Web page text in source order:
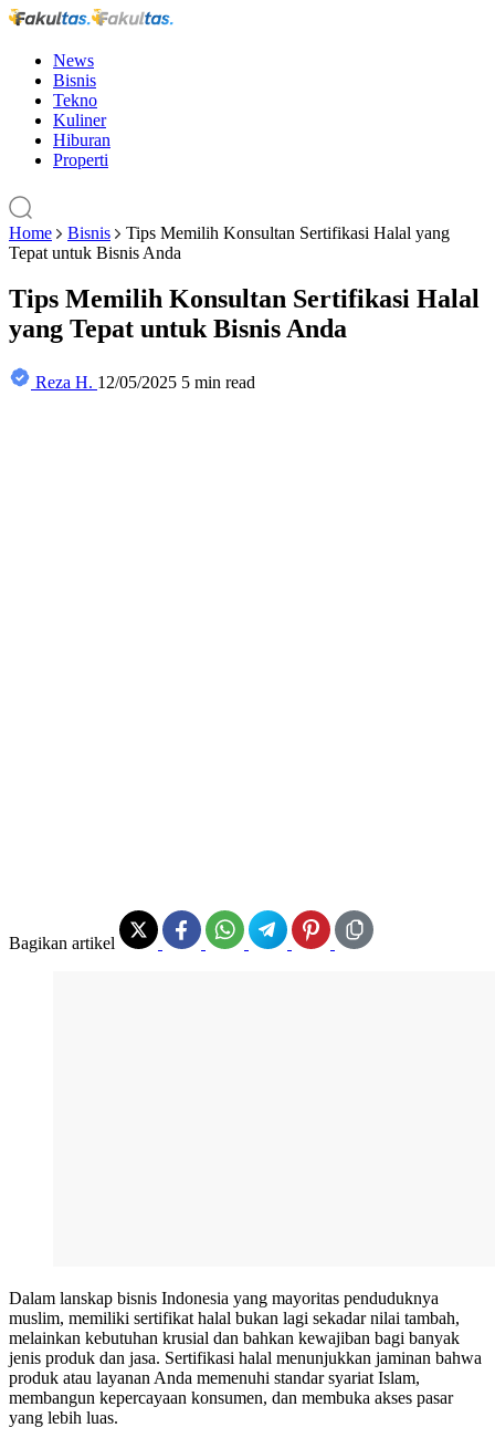
News
Bisnis
Tekno
Kuliner
Hiburan
Properti
Home Bisnis
Tips Memilih Konsultan Sertifikasi Halal yang
Tepat untuk Bisnis Anda
Tips Memilih Konsultan Sertifikasi Halal
yang Tepat untuk Bisnis Anda
Reza H. 12/05/2025 5 min read
Bagikan artikel
Dalam lanskap bisnis Indonesia yang mayoritas penduduknya
muslim, memiliki sertifikat halal bukan lagi sekadar nilai tambah,
melainkan kebutuhan krusial dan bahkan kewajiban bagi banyak
jenis produk dan jasa. Sertifikasi halal menunjukkan jaminan bahwa
produk atau layanan Anda memenuhi standar syariat Islam,
membangun kepercayaan konsumen, dan membuka akses pasar
yang lebih luas.